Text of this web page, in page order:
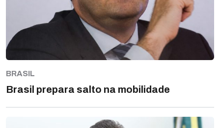
BRASIL
Brasil prepara salto na mobilidade